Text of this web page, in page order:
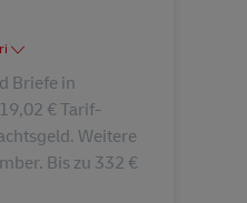
Briefe in
€ Tarif-
Weitere
Bis zu 332 €